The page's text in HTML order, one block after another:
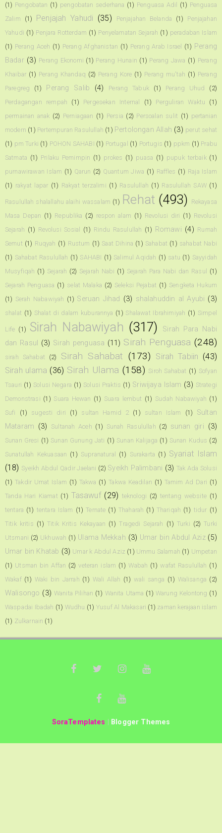
(1) Pengobatan (1) pengobatan sederhana (1) Penguasa Adil (1) Penguasa
Zalim
(1) Penjajah Yahudi (35) Penjajahan Belanda (1)
Penjajahan
Yahudi (1) Penjara Rotterdam (1) Penyelamatan Sejarah (1) peradaban Islam
(1) Perang Aceh (1) Perang Afghanistan (1) Perang Arab Israel (1) Perang
Badar (3) Perang Ekonomi (1) Perang Hunain (1) Perang Jawa (1) Perang
Khaibar (1) Perang Khandaq (2) Perang Kore (1) Perang mu'tah (1) Perang
Paregreg
(1) Perang Salib (4) Perang Tabuk (1) Perang Uhud
(2)
Perdagangan rempah
(1) Pergesekan Internal (1) Perguliran Waktu
(1)
permainan anak (2) Perniagaan (1) Persia (2) Persoalan sulit (1) pertanian
modern (1) Pertempuran Rasulullah (1) Pertolongan Allah (3) perut sehat
(1) pm Turki (1) POHON SAHABI (1) Portugal (1) Portugis (1) ppkm (1) Prabu
Satmata (1) Prilaku Pemimpin (1) prokes (1) puasa (1) pupuk terbaik (1)
purnawirawan Islam (1) Qarun (2) Quantum Jiwa (1) Raffles (1) Raja Islam
(1) rakyat lapar (1) Rakyat terzalimi (1) Rasulullah (1) Rasulullah SAW (1)
Rasulullah shalallahu alaihi wassalam (1) Rehat (493) Rekayasa
Masa Depan (1) Republika (2) respon alam (1) Revolusi diri (1) Revolusi
Sejarah (1) Revolusi Sosial (1) Rindu Rasulullah (1) Romawi (4) Rumah
Semut (1) Ruqyah (1) Rustum (1) Saat Dihina (1) Sahabat (1) sahabat Nabi
(1) Sahabat Rasulullah (1) SAHABI (1) Salimul Aqidah (1) satu (1) Sayyidah
Musyfiqah (1) Sejarah (2) Sejarah Nabi (1) Sejarah Para Nabi dan Rasul (1)
Sejarah Penguasa (1) selat Malaka (2) Seleksi Pejabat (1) Sengketa Hukum
(1) Serah Nabawiyah (1) Seruan Jihad (3) shalahuddin al Ayubi (3)
shalat (1) Shalat di dalam kuburannya (1) Shalawat Ibrahimiyah (1) Simpel
Life (1) Sirah Nabawiyah (317)
Sirah Para Nabi
dan Rasul
(3) Sirah penguasa (11) Sirah Penguasa (248)
sirah Sahabat (2) Sirah Sahabat (173) Sirah Tabiin (43)
Sirah ulama (36) Sirah Ulama (158) Siroh Sahabat (1) Sofyan
Tsauri (1) Solusi Negara (1) Solusi Praktis (1) Sriwijaya Islam (3) Strategi
Demonstrasi (1) Suara Hewan (1) Suara lembut (1) Sudah Nabawiyah (1)
Sufi
(1) sugesti diri (1) sultan Hamid 2 (1) sultan Islam (1)
Sultan
Mataram (3) Sultanah Aceh (1) Sunah Rasulullah (2) sunan giri (3)
Sunan Gresi (1) Sunan Gunung Jati (1) Sunan Kalijaga (1) Sunan Kudus (2)
Sunatullah Kekuasaan (1) Supranatural (1) Surakarta (1) Syariat Islam
(18) Syeikh Abdul Qadir Jaelani (2) Syeikh Palimbani (3) Tak Ada Solusi
(1) Takdir Umat Islam (1) Takwa (1) Takwa Keadilan (1) Tamim Ad Dari (1)
Tanda Hari Kiamat (1) Tasawuf (29) teknologi (2) tentang website (1)
tentara (1) tentara Islam (1) Ternate (1) Thaharah (1) Thariqah (1) tidur (1)
Titik kritis (1) Titik Kritis Kekayaan (1) Tragedi Sejarah (1) Turki (2) Turki
Utsmani (2) Ukhuwah (1) Ulama Mekkah (3) Umar bin Abdul Aziz (5)
Umar bin Khatab (3) Umar k Abdul Aziz (1) Ummu Salamah (1) Umpetan
(1) Utsman bin Affan (2) veteran islam (1) Wabah (1) wafat Rasulullah (1)
Wakaf (1) Waki bin Jarrah (1) Wali Allah (1) wali sanga (1) Walisanga (2)
Walisongo (3) Wanita Pilihan (1) Wanita Utama (1) Warung Kelontong (1)
Waspadai Ibadah (1) Wudhu (1) Yusuf Al Makasari (1) zaman kerajaan islam
(1) Zulkarnain (1)
SoraTemplates Blogger Themes